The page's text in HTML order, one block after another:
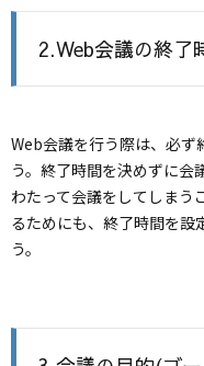
2.Web会議の終了
Web会議を行う際は、必ず
う。終了時間を決めずに会
わたって会議をしてしまう
るためにも、終了時間を設
う。